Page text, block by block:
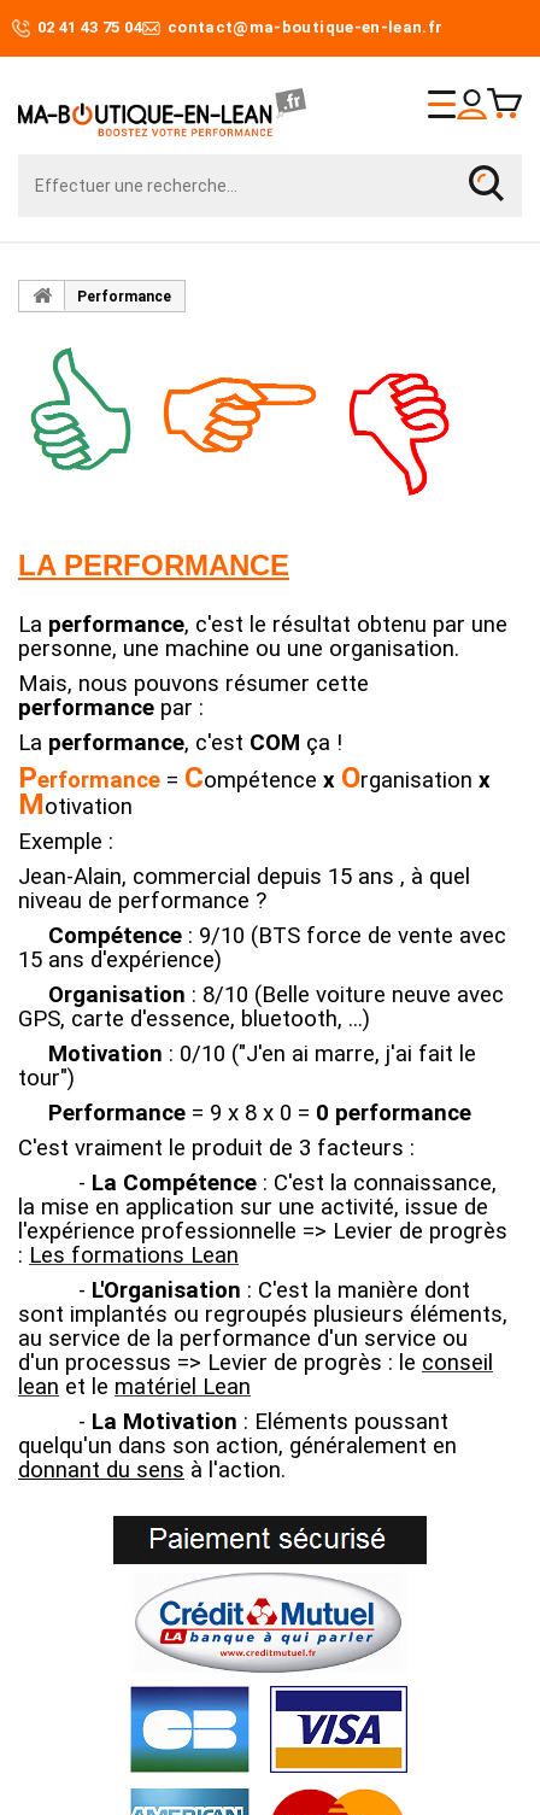
02 41 43 75 04 contact@ma-boutique-en-lean.fr
Performance
LA PERFORMANCE
La performance, c'est le résultat obtenu par une
personne, une machine ou une organisation.
Mais, nous pouvons résumer cette
performance par :
La performance, c'est COM ça !
Performance = Compétence x Organisation x
Motivation
Exemple :
Jean-Alain, commercial depuis 15 ans , à quel
niveau de performance ?
Compétence : 9/10 (BTS force de vente avec
15 ans d'expérience)
Organisation : 8/10 (Belle voiture neuve avec
GPS, carte d'essence, bluetooth, ...)
Motivation : 0/10 ("J'en ai marre, j'ai fait le
tour")
Performance = 9 x 8 x 0 = 0 performance
C'est vraiment le produit de 3 facteurs :
- La Compétence : C'est la connaissance,
la mise en application sur une activité, issue de
l'expérience professionnelle => Levier de progrès
: Les formations Lean
- L'Organisation : C'est la manière dont
sont implantés ou regroupés plusieurs éléments,
au service de la performance d'un service ou
d'un processus => Levier de progrès : le conseil
lean et le matériel Lean
- La Motivation : Eléments poussant
quelqu'un dans son action, généralement en
donnant du sens à l'action.